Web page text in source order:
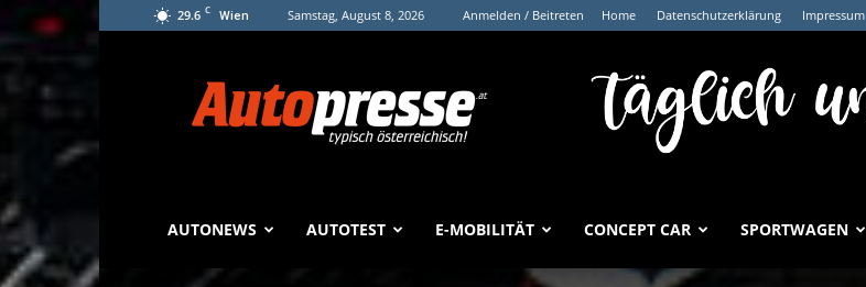
29.6 C Wien Samstag, August 8, 2026 Anmelden / Beitreten Home Datenschutzerklärung Impressum
AUTONEWS AUTOTEST E-MOBILITÄT CONCEPT CAR SPORTWAGEN